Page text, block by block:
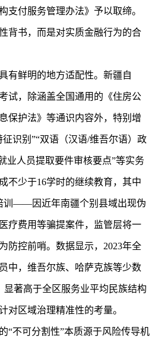
支付服务管理办法》予以取缔。
背书，而是对实质金融行为的合
有鲜明的地方适配性。新疆自
试，除涵盖全国通用的《住房公
保护法》等通识内容外，特别增
识别”“双语（汉语/维吾尔语）政
业人员提取要件审核要点”等实务
不少于16学时的继续教育，其中
训——因近年南疆个别县域出现伪
疗费用等骗提案件，监管层将一
防控前哨。数据显示，2023年全
中，维吾尔族、哈萨克族等少数
显著高于全区服务业平均民族结构
对区域治理精准性的考量。
“不可分割性”本质源于风险传导机